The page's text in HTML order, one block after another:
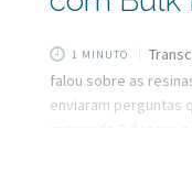
1 MINUTO
falou sobre as
enviaram perguntas
responde 3 dessas